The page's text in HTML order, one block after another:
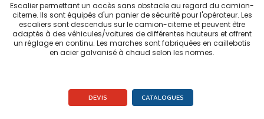
Escalier permettant un accès sans obstacle au regard du camion-
citerne. Ils sont équipés d'un panier de sécurité pour l'opérateur. Les
escaliers sont descendus sur le camion-citerne et peuvent être
adaptés à des véhicules/voitures de différentes hauteurs et offrent
un réglage en continu. Les marches sont fabriquées en caillebotis
en acier galvanisé à chaud selon les normes.
DEVIS CATALOGUES